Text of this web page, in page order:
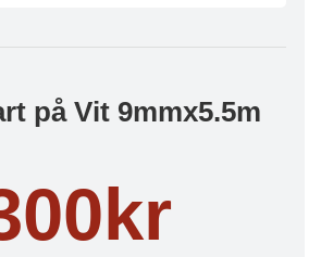
på Vit 9mmx5.5m